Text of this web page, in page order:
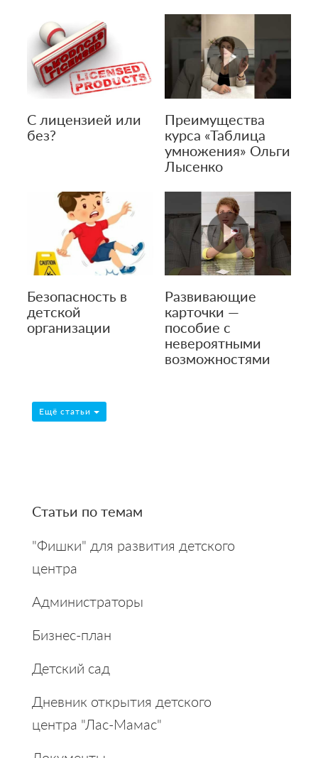
С лицензией или
без?
Преимущества
курса «Таблица
умножения» Ольги
Лысенко
Безопасность в
детской
организации
Развивающие
карточки —
пособие с
невероятными
возможностями
Ещё статьи
Primary
Sidebar
Статьи по темам
"Фишки" для развития детского
центра
Администраторы
Бизнес-план
Детский сад
Дневник открытия детского
центра "Лас-Мамас"